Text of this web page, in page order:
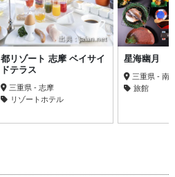
出典：jalan.net
都リゾート 志摩 ベイサイ
ドテラス
三重県 - 志摩
リゾートホテル
星海幽月
三重県 - 南
旅館